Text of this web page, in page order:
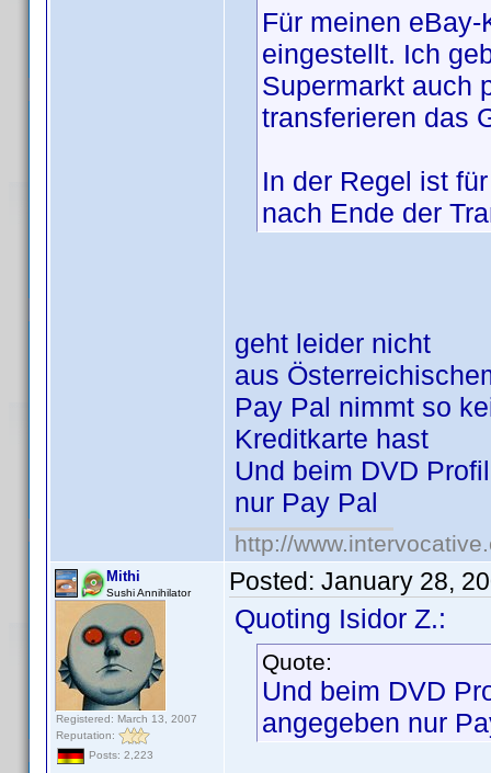
Für meinen
eingestellt. Ich
Supermarkt auch
transferieren das
In der Regel ist
nach Ende der
geht leider nicht
aus
Pay Pal nimmt so
Kreditkarte hast
Und beim DVD
nur Pay Pal
http://
Mithi
Sushi Annihilator
Registered: March 13, 2007
Reputation:
Posts: 2,223
Posted: January 28,
Quoting Isidor Z.:
Quote:
Und beim DVD
angegeben nur